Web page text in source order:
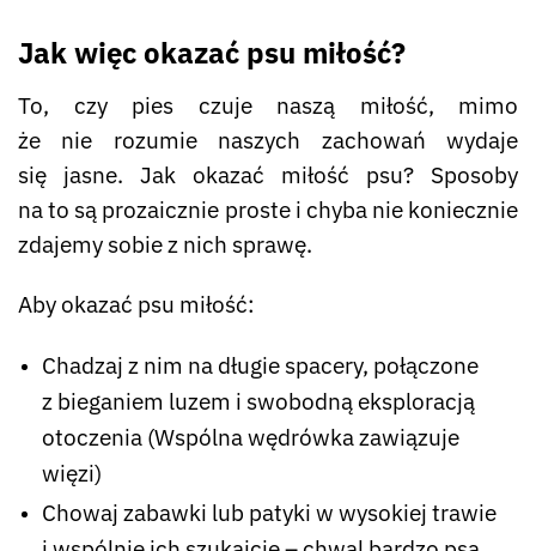
Jak więc okazać psu miłość?
To, czy pies czuje naszą miłość, mimo
że nie rozumie naszych zachowań wydaje
się jasne. Jak okazać miłość psu? Sposoby
na to są prozaicznie proste i chyba nie koniecznie
zdajemy sobie z nich sprawę.
Aby okazać psu miłość:
Chadzaj z nim na długie spacery, połączone
z bieganiem luzem i swobodną eksploracją
otoczenia (Wspólna wędrówka zawiązuje
więzi)
Chowaj zabawki lub patyki w wysokiej trawie